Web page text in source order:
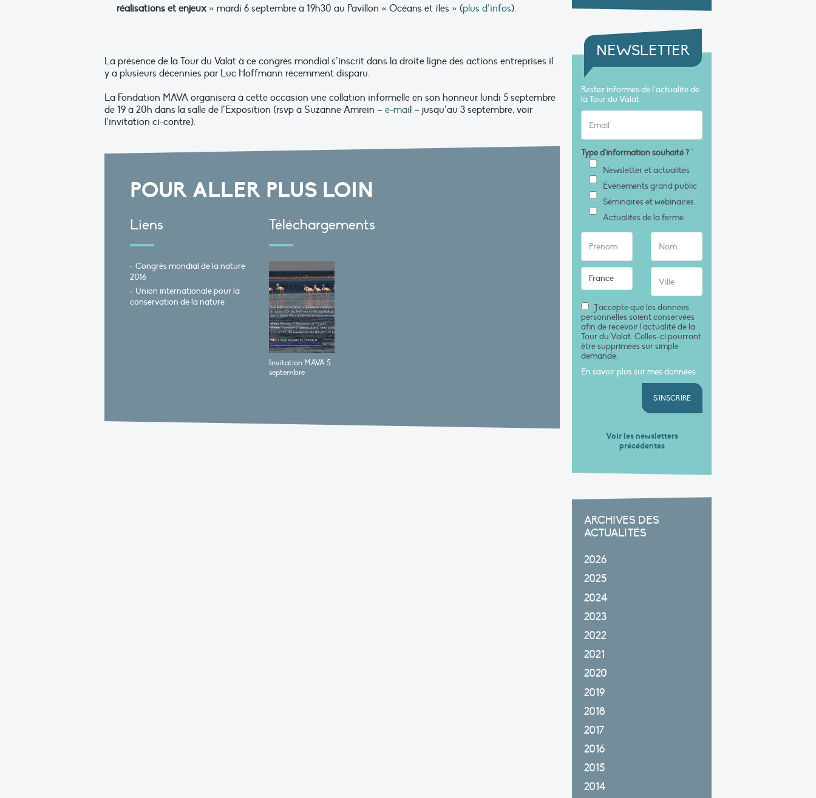
réalisations et enjeux» mardi 6 septembre à 19h30 au Pavillon « Océans et îles » (plus d’infos).
La présence de la Tour du Valat à ce congrès mondial s’inscrit dans la droite ligne des actions entreprises il
y a plusieurs décennies par Luc Hoffmann récemment disparu.
La Fondation MAVA organisera à cette occasion une collation informelle en son honneur lundi 5 septembre
de 19 à 20h dans la salle de l’Exposition (rsvp à Suzanne Amrein – e-mail – jusqu’au 3 septembre, voir
l’invitation ci-contre).
POUR ALLER PLUS LOIN
Liens
Congrès mondial de la nature
2016
Union internationale pour la
conservation de la nature
Téléchargements
Invitation MAVA 5
septembre
NEWSLETTER
Restez informés de l’actualité de
la Tour du Valat :
Type d'information souhaité ?*
Newsletter et actualités
Évènements grand public
Séminaires et webinaires
Actualités de la ferme
J'accepte que les données
personnelles soient conservées
afin de recevoir l'actualité de la
Tour du Valat. Celles-ci pourront
être supprimées sur simple
demande.
En savoir plus sur mes données
S'INSCRIRE
Voir les newsletters
précédentes
ARCHIVES DES
ACTUALITÉS
2026
2025
2024
2023
2022
2021
2020
2019
2018
2017
2016
2015
2014